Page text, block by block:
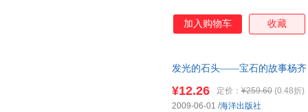
加入购物车 收藏
发光的石头——宝石的故事杨齐
¥12.26 定价： ¥259.60 (0.48折)
2009-06-01 /海洋出版社